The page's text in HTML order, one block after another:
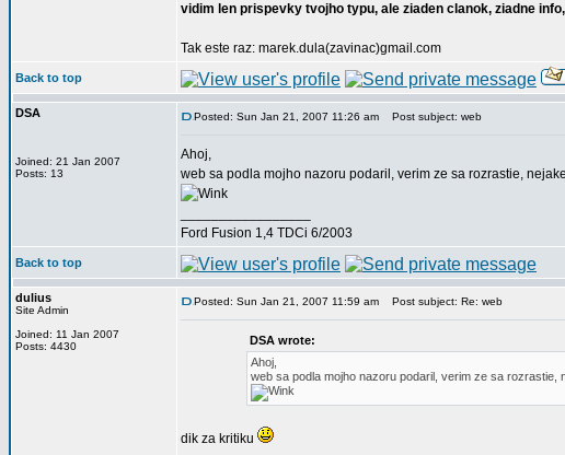
vidim len prispevky tvojho typu, ale ziaden clanok, ziadne
Tak este raz: marek.dula(zavinac)gmail.com
Back to top
DSA
Joined: 21 Jan 2007
Posts: 13
Posted: Sun Jan 21, 2007 11:26 am Post subject: web
Ahoj,
web sa podla mojho nazoru podaril, verim ze sa rozrastie,
Ford Fusion 1,4 TDCi 6/2003
Back to top
dulius
Site Admin
Joined: 11 Jan 2007
Posts: 4430
Posted: Sun Jan 21, 2007 11:59 am Post subject: Re: web
DSA wrote:
Ahoj,
web sa podla mojho nazoru podaril, verim ze sa
dik za kritiku